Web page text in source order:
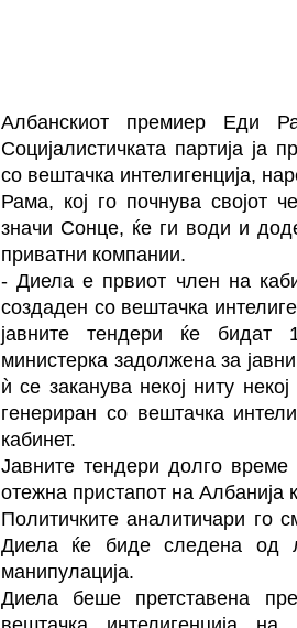
Албанскиот премиер Еди
Социјалистичката партија ја
со вештачка интелигенција,
Рама, кој го почнува својот
значи Сонце, ќе ги води и
приватни компании.
- Диела е првиот член на
создаден со вештачка
јавните тендери ќе бидат
министерка задолжена за
ѝ се заканува некој ниту
генериран со вештачка
кабинет.
Јавните тендери долго време
отежна пристапот на Албанија
Политичките аналитичари го
Диела ќе биде следена од
манипулација.
Диела беше претставена